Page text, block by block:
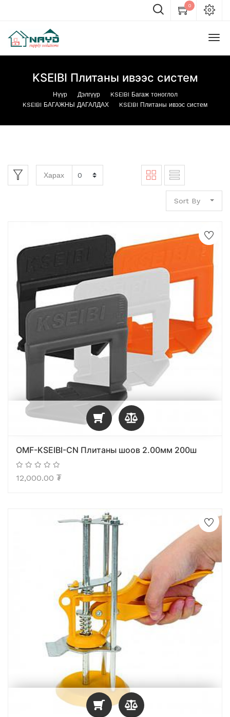
0
KSEIBI Плитаны ивээс систем
Нүүр Дэлгүүр
KSEIBI Багаж тоноглол
KSEIBI БАГАЖНЫ ДАГАЛДАХ
KSEIBI Плитаны ивээс систем
Харах
Sort By
OMF-KSEIBI-CN Плитаны шоов 2.00мм 200ш
12,000.00 ₮